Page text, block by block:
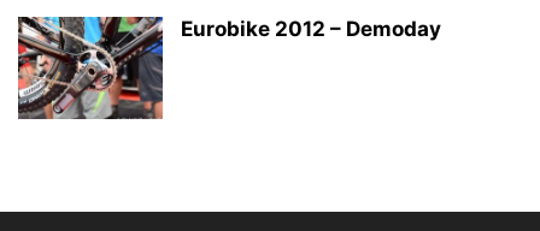
Eurobike 2012 – Demoday